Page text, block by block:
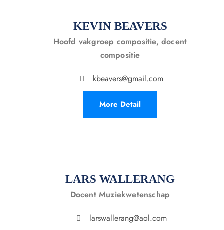
KEVIN BEAVERS
Hoofd vakgroep compositie, docent
compositie
kbeavers@gmail.com
More Detail
LARS WALLERANG
Docent Muziekwetenschap
larswallerang@aol.com